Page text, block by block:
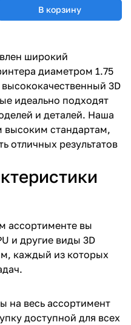
В корзину
широкий
диаметром 1.75
3D
идеально подходят
и деталей. Наша
высоким стандартам,
отличных результатов
ассортименте вы
и другие виды 3D
каждый из которых
на весь ассортимент
доступной для всех